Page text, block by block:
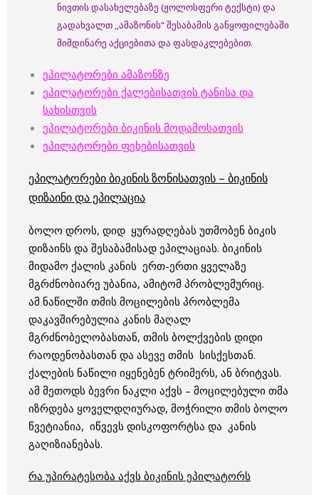
ნივთის დასახელებაზე (ჟოლოსფერი ტექსტი) და
გადახვალთ ,,ამაზონის“ შესაბამის განყოფილებაში
მიმდინარე აქციებითა და ფასდაკლებებით.
ეპილატორები ამაზონზე
ეპილატორები ქალებისათვის ტანისა და
სახისთვის
ეპილატორები ბიკინის მოდამოსათვის
ეპილატორები ფეხებისათვის
ეპილატორები ბიკინის ზონისათვის – ბიკინის
დიზაინი და ეპილაცია
ბოლო დროს, დიდ ყურადღებას უთმობენ ბიკის
დიზაინს და შესაბამისად ეპილაციას. ბიკინის
მიდამო ქალის კანის ერთ-ერთი ყველაზე
მგრძნობიარე უბანია, ამიტომ პრობლემურიც.
ამ ნაწილში თმის მოცილების პრობლემა
დაკავშირებულია კანის მაღალ
მგრძნობელობასთან, თმის ბოლქვების დიდი
რაოდენობასთან და ასევე თმის სისქესთან.
ქალების ნაწილი იყენებენ ტრიმერს, ან ბრიტვას.
ამ მეთოდს ბევრი ნაკლი აქვს – მოცილებული თმა
იზრდება ყოველდღიურად, მოჭრილი თმის ბოლო
წვეტიანია, იწვევს დისკოფორტსა და კანის
გაღიზიანებას.
რა უპირატესობა აქვს ბიკინის ეპილატორს